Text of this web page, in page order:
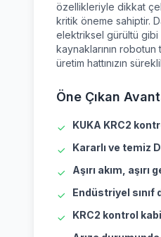
özellikleriyle dikkat
kritik öneme sahiptir.
elektriksel gürültü gibi
kaynaklarının
üretim hattınızın
Öne Çıkan
KUKA KRC2
Kararlı ve temiz
Aşırı akım, aşırı
Endüstriyel sınıf
KRC2 kontrol